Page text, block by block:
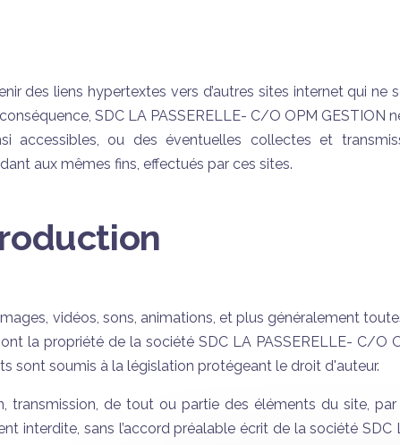
des liens hypertextes vers d’autres sites internet qui ne
SDC LA PASSERELLE- C/O OPM GESTION
ou des éventuelles collectes et
aux mêmes fins, effectués par ces sites.
vidéos, sons, animations, et plus généralement
la propriété de la société SDC LA PASSERELLE- C/O
sont soumis à la législation protégeant le droit d'auteur.
transmission, de tout ou partie des éléments du site,
interdite, sans l’accord préalable écrit de la société SDC